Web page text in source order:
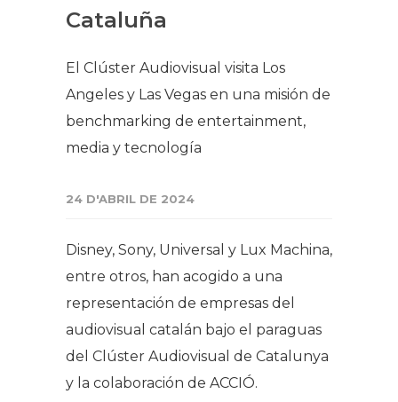
Cataluña
El Clúster Audiovisual visita Los
Angeles y Las Vegas en una misión de
benchmarking de entertainment,
media y tecnología
24 D'ABRIL DE 2024
Disney, Sony, Universal y Lux Machina,
entre otros, han acogido a una
representación de empresas del
audiovisual catalán bajo el paraguas
del Clúster Audiovisual de Catalunya
y la colaboración de ACCIÓ.